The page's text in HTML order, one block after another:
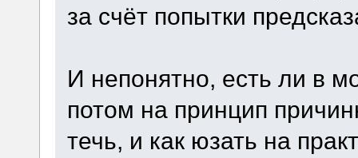
за счёт попытки
И непонятно, есть ли в
потом на принцип
течь, и как юзать на